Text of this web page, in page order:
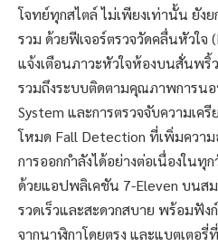
โจทย์ทุกสไตล์ ไม่เพียงเท่านั้น ยัง
รวม ด้วยฟีเจอร์ตรวจวัดคลื่นหัวใจ
แจ้งเตือนภาวะหัวใจห้องบนสั่นพริ้
รวมถึงระบบติดตามคุณภาพการน
System และการตรวจจับความเค
โหมด Fall Detection ที่เพิ่มความ
การออกกำลังได้อย่างต่อเนื่องใน
ด้วยแอปพลิเคชัน 7-Eleven บนส
รวดเร็วและสะดวกสบาย พร้อมฟั
จากนาฬิกาโดยตรง และแบตเตอรี่